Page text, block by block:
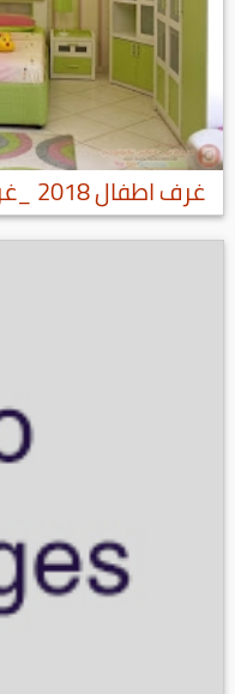
غرف اطفال 2018 _غرف اطفال حديثة 2018